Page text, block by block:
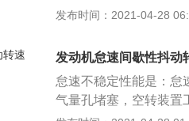
系统和气缸泄漏、空气
发布时间：2021-04-28
发动机怠速间歇性抖动
怠速不稳定性能是：怠
气量孔堵塞，空转装置